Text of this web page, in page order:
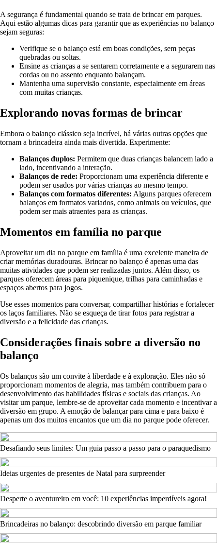
A segurança é fundamental quando se trata de brincar em parques.
Aqui estão algumas dicas para garantir que as experiências no balanço
sejam seguras:
Verifique se o balanço está em boas condições, sem peças
quebradas ou soltas.
Ensine as crianças a se sentarem corretamente e a segurarem nas
cordas ou no assento enquanto balançam.
Mantenha uma supervisão constante, especialmente em áreas
com muitas crianças.
Explorando novas formas de brincar
Embora o balanço clássico seja incrível, há várias outras opções que
tornam a brincadeira ainda mais divertida. Experimente:
Balanços duplos: Permitem que duas crianças balancem lado a
lado, incentivando a interação.
Balanços de rede: Proporcionam uma experiência diferente e
podem ser usados por várias crianças ao mesmo tempo.
Balanços com formatos diferentes: Alguns parques oferecem
balanços em formatos variados, como animais ou veículos, que
podem ser mais atraentes para as crianças.
Momentos em família no parque
Aproveitar um dia no parque em família é uma excelente maneira de
criar memórias duradouras. Brincar no balanço é apenas uma das
muitas atividades que podem ser realizadas juntos. Além disso, os
parques oferecem áreas para piquenique, trilhas para caminhadas e
espaços abertos para jogos.
Use esses momentos para conversar, compartilhar histórias e fortalecer
os laços familiares. Não se esqueça de tirar fotos para registrar a
diversão e a felicidade das crianças.
Considerações finais sobre a diversão no
balanço
Os balanços são um convite à liberdade e à exploração. Eles não só
proporcionam momentos de alegria, mas também contribuem para o
desenvolvimento das habilidades físicas e sociais das crianças. Ao
visitar um parque, lembre-se de aproveitar cada momento e incentivar a
diversão em grupo. A emoção de balançar para cima e para baixo é
apenas um dos muitos encantos que um dia no parque pode oferecer.
Desafiando seus limites: Um guia passo a passo para o paraquedismo
Ideias urgentes de presentes de Natal para surpreender
Desperte o aventureiro em você: 10 experiências imperdíveis agora!
Brincadeiras no balanço: descobrindo diversão em parque familiar